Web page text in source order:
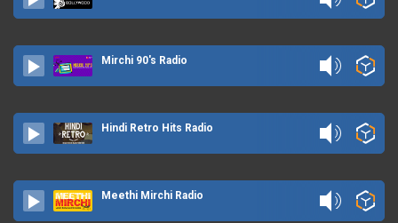
Mirchi 90's Radio
Hindi Retro Hits Radio
Meethi Mirchi Radio